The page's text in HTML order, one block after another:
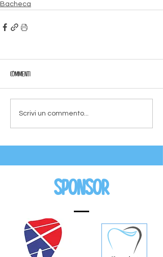
Bacheca
Commenti
Scrivi un commento...
Sponsor